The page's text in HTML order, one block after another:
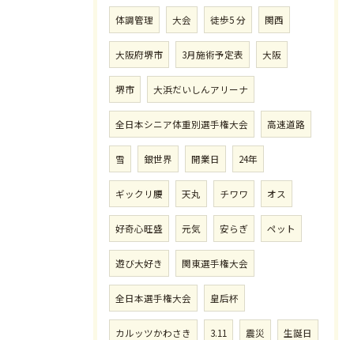
体調管理 大会 徒歩5 分 関西
大阪府堺市 3月施術予定表 大阪
堺市 大浜だいしんアリーナ
全日本シニア体重別選手権大会 高速道路
雪 銀世界 開業日 24年
ギックリ腰 天丸 チワワ オス
好奇心旺盛 元気 安らぎ ペット
遊び大好き 関東選手権大会
全日本選手権大会 皇后杯
カルッツかわさき 3.11 震災 生誕日